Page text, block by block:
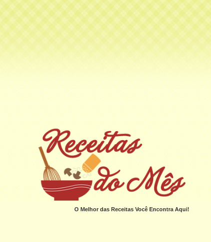
O Melhor das Receitas Você Encontra Aqui!